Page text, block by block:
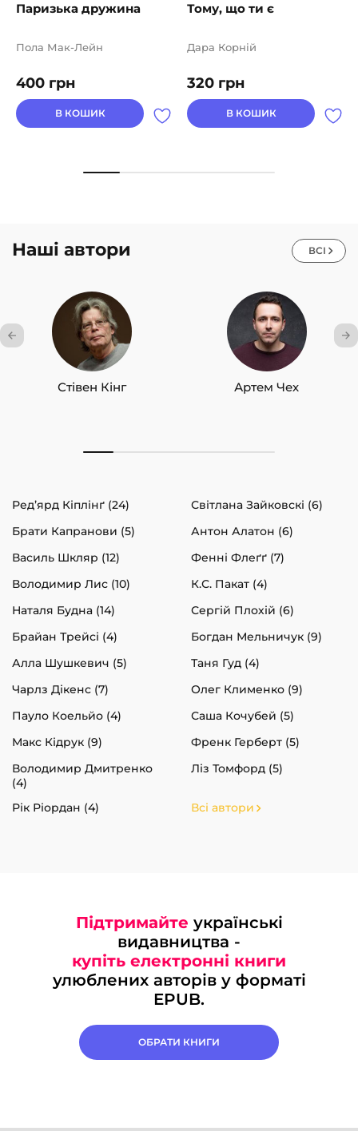
Паризька дружина
400 грн
Пола Мак-Лейн
В КОШИК
Тому, що ти є
320 грн
Дара Корній
В КОШИК
Наші автори ВСІ
Стівен Кінг Артем Чех
Ред’ярд Кіплінґ (24)
Світлана Зайковскі (6)
Брати Капранови (5)
Антон Алатон (6)
Василь Шкляр (12)
Фенні Флеґґ (7)
Володимир Лис (10)
К.С. Пакат (4)
Наталя Будна (14)
Сергій Плохій (6)
Брайан Трейсі (4)
Богдан Мельничук (9)
Алла Шушкевич (5)
Таня Гуд (4)
Чарлз Дікенс (7)
Олег Клименко (9)
Пауло Коельйо (4)
Саша Кочубей (5)
Макс Кідрук (9)
Френк Герберт (5)
Володимир Дмитренко
(4)
Ліз Томфорд (5)
Рік Ріордан (4) Всі автори
Підтримайте українські
видавництва -
купіть електронні книги
улюблених авторів у форматі
EPUB.
ОБРАТИ КНИГИ